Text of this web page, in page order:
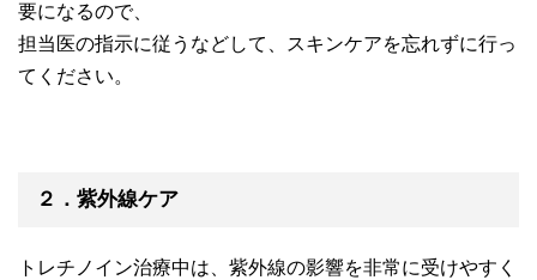
要になるので、
担当医の指示に従うなどして、スキンケアを忘れずに行っ
てください。
２．紫外線ケア
トレチノイン治療中は、紫外線の影響を非常に受けやすく